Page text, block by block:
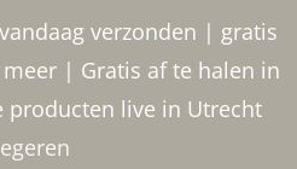
verzonden | gratis
| Gratis af te halen in
producten live in Utrecht